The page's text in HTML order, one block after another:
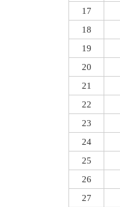
17
18
19
20
21
22
23
24
25
26
27